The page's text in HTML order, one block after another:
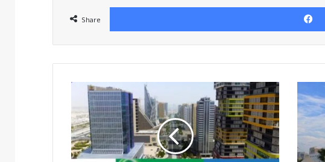
Share
കമ്പനി
സ്ഥാപിക്കാൻ
2
ദിവസം
മാത്രം;
കുറച്ച്
ഖത്തർ
ബാങ്ക്